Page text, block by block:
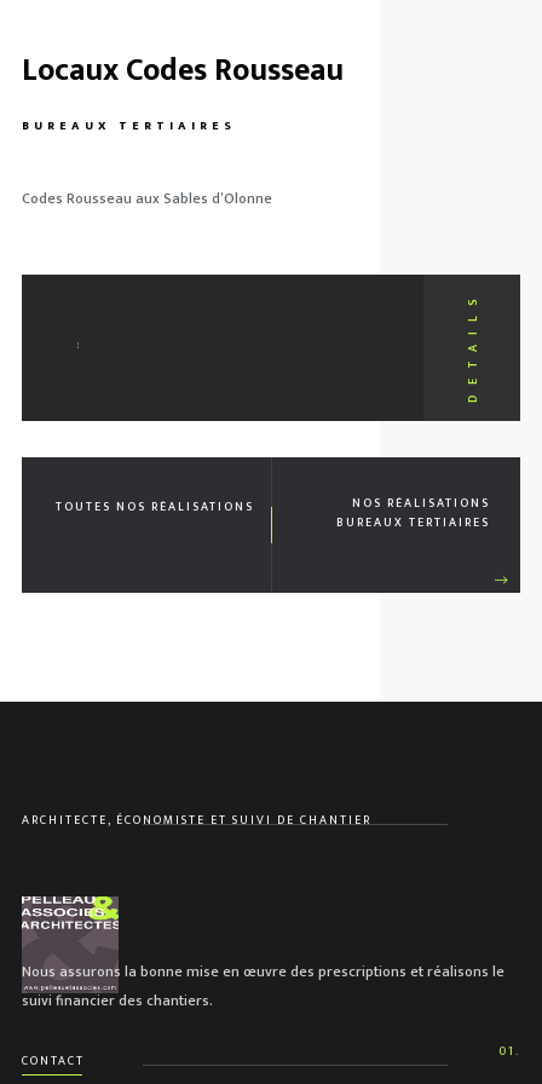
Locaux Codes Rousseau
BUREAUX TERTIAIRES
Codes Rousseau aux Sables d’Olonne
:
TOUTES NOS RÉALISATIONS
NOS RÉALISATIONS
BUREAUX TERTIAIRES
ARCHITECTE, ÉCONOMISTE ET SUIVI DE CHANTIER
Nous assurons la bonne mise en œuvre des prescriptions et réalisons le
suivi financier des chantiers.
01.
CONTACT